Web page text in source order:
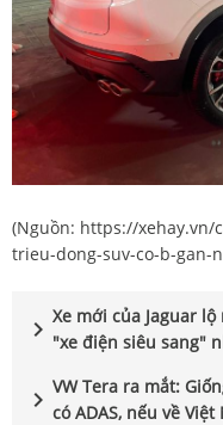
(Nguồn: https://xehay.vn/
trieu-dong-suv-co-b-
chevron_right Xe mới của Jaguar
"xe điện siêu sang"
chevron_right VW Tera ra mắt:
có ADAS, nếu về